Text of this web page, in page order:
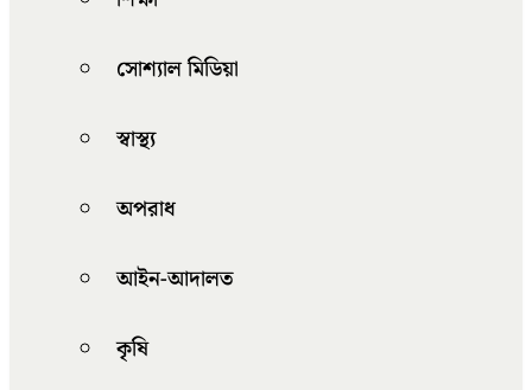
সোশ্যাল মিডিয়া
স্বাস্থ্য
অপরাধ
আইন-আদালত
কৃষি